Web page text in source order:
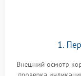
1.
Внешний осмотр